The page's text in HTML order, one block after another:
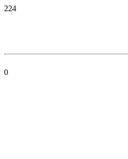
224
0